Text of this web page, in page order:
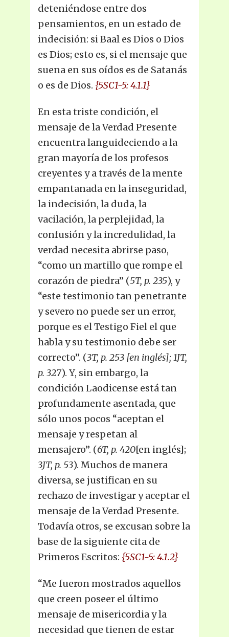
deteniéndose entre dos
pensamientos, en un estado de
indecisión: si Baal es Dios o Dios
es Dios; esto es, si el mensaje que
suena en sus oídos es de Satanás
o es de Dios. {5SC1-5: 4.1.1}
En esta triste condición, el
mensaje de la Verdad Presente
encuentra languideciendo a la
gran mayoría de los profesos
creyentes y a través de la mente
empantanada en la inseguridad,
la indecisión, la duda, la
vacilación, la perplejidad, la
confusión y la incredulidad, la
verdad necesita abrirse paso,
“como un martillo que rompe el
corazón de piedra” (5T, p. 235), y
“este testimonio tan penetrante
y severo no puede ser un error,
porque es el Testigo Fiel el que
habla y su testimonio debe ser
correcto”. (3T, p. 253 [en inglés]; 1JT,
p. 327). Y, sin embargo, la
condición Laodicense está tan
profundamente asentada, que
sólo unos pocos “aceptan el
mensaje y respetan al
mensajero”. (6T, p. 420[en inglés];
3JT, p. 53). Muchos de manera
diversa, se justifican en su
rechazo de investigar y aceptar el
mensaje de la Verdad Presente.
Todavía otros, se excusan sobre la
base de la siguiente cita de
Primeros Escritos: {5SC1-5: 4.1.2}
“Me fueron mostrados aquellos
que creen poseer el último
mensaje de misericordia y la
necesidad que tienen de estar